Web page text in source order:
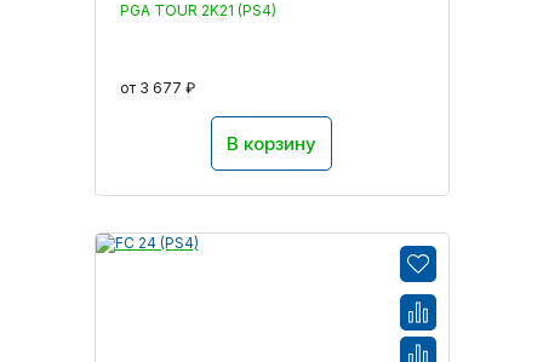
PGA TOUR 2K21 (PS4)
от 3 677 ₽
В корзину